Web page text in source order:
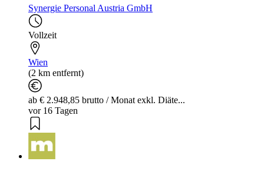
Synergie Personal Austria GmbH
Vollzeit
Wien
(2 km entfernt)
ab € 2.948,85 brutto / Monat exkl. Diäte...
vor 16 Tagen